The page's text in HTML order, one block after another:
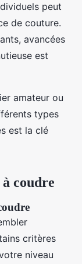
peut
de couture.
avancées
est
amateur ou
types
est la clé
coudre
critères
niveau